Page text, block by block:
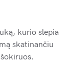
kurio slepia
skatinančiu